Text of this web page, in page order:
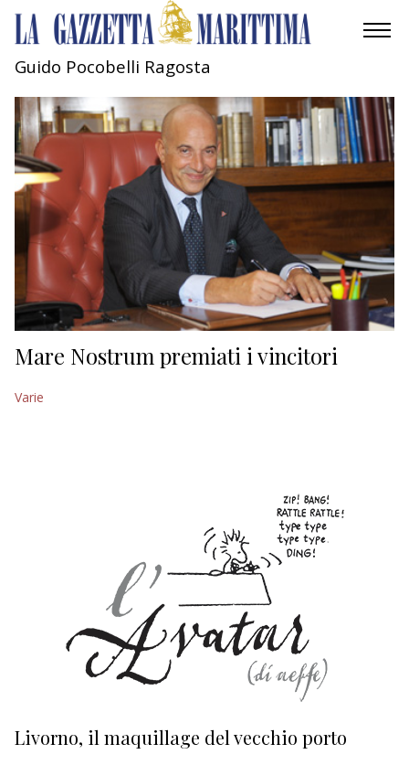
MOBILITÀ
INDUSTRIA
RICERCA
ECONOMIA
TURISMO
CULTURA
NAUTICA
Guido Pocobelli Ragosta
Mare Nostrum premiati i vincitori
Varie
Livorno, il maquillage del vecchio porto